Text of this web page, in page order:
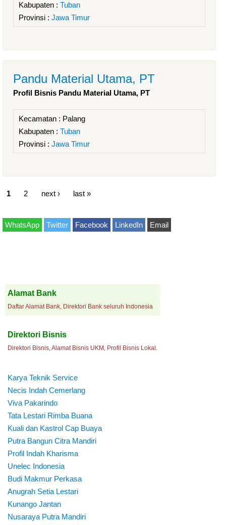
Kabupaten : Tuban
Provinsi : Jawa Timur
Pandu Material Utama, PT
Profil Bisnis Pandu Material Utama, PT
Kecamatan : Palang
Kabupaten : Tuban
Provinsi : Jawa Timur
1 2 next › last »
WhatsApp Twitter Facebook LinkedIn Email
Alamat Bank
Daftar Alamat Bank, Direktori Bank seluruh Indonesia
Direktori Bisnis
Direktori Bisnis, Alamat Bisnis UKM, Profil Bisnis Lokal.
Karya Teknik Service
Necis Indah Cemerlang
Viva Pakarindo
Tata Lestari Rimba Buana
Kuali dan Kastrol Cap Buaya
Putra Bangun Citra Mandiri
Profil Indah Kharisma
Unelec Indonesia
Budi Makmur Perkasa
Anugrah Setia Lestari
Kunango Jantan
Nusaraya Putra Mandiri